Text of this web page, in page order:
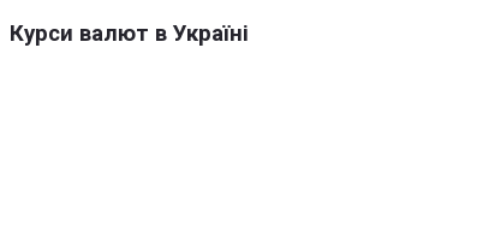
Курси валют в Україні